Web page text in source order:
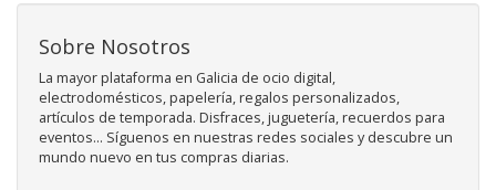
Sobre Nosotros
La mayor plataforma en Galicia de ocio digital,
electrodomésticos, papelería, regalos personalizados,
artículos de temporada. Disfraces, juguetería, recuerdos para
eventos... Síguenos en nuestras redes sociales y descubre un
mundo nuevo en tus compras diarias.